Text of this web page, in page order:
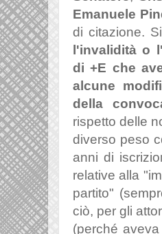
Emanuele
di citazione.
l'invalidità o
di +E che
alcune
della
rispetto delle
diverso peso
anni di
relative alla
partito"
ciò, per gli
(perché